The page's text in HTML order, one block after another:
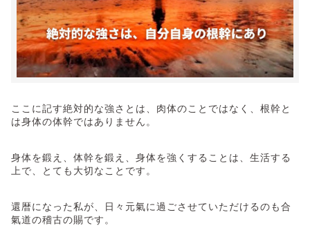
ここに記す絶対的な強さとは、肉体のことではなく、根幹と
は身体の体幹ではありません。
身体を鍛え、体幹を鍛え、身体を強くすることは、生活する
上で、とても大切なことです。
還暦になった私が、日々元氣に過ごさせていただけるのも合
氣道の稽古の賜です。